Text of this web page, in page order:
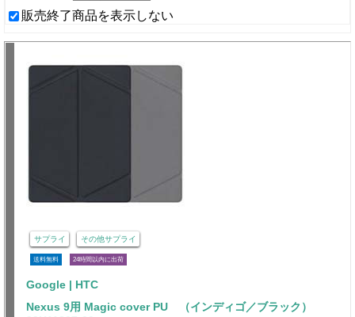
販売終了商品を表示しない
サプライ その他サプライ
送料無料 24時間以内に出荷
Google | HTC
Nexus 9用 Magic cover PU （インディゴ／ブラック）